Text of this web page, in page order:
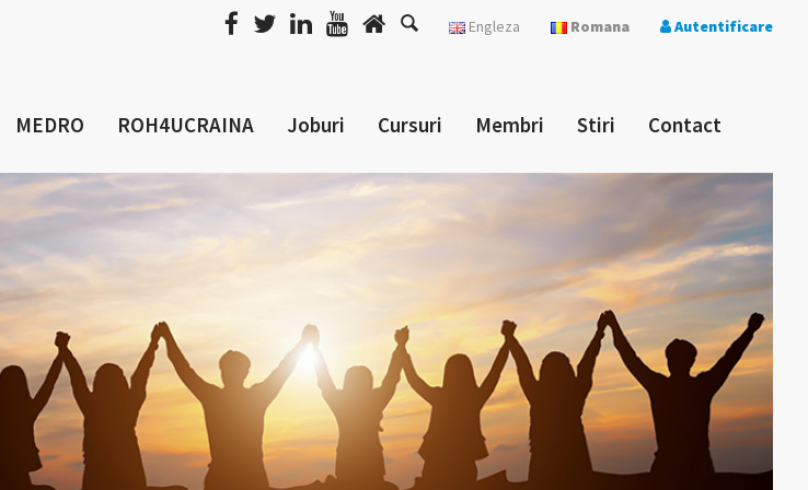
Engleza Romana Autentificare
MEDRO ROH4UCRAINA Joburi Cursuri Membri Stiri Contact